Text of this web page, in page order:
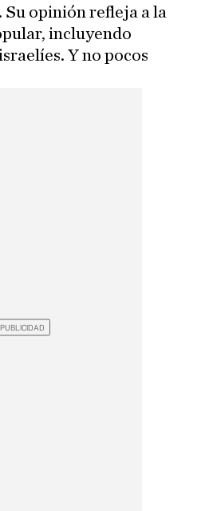
Su opinión refleja a la
incluyendo
Y no pocos